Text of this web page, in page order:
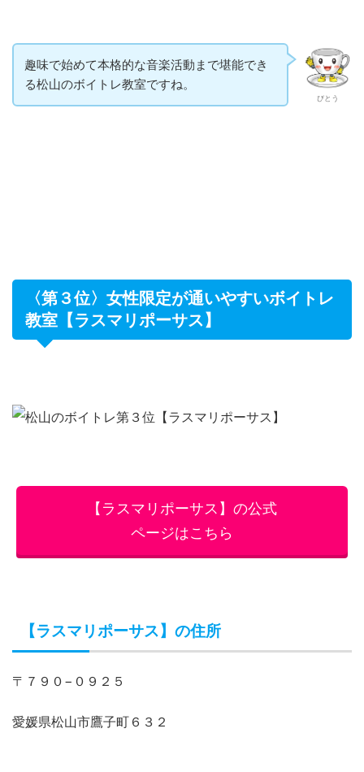
びとう
趣味で始めて本格的な音楽活動まで堪能でき
る松山のボイトレ教室ですね。
〈第３位〉女性限定が通いやすいボイトレ
教室【ラスマリポーサス】
【ラスマリポーサス】の公式
ページはこちら
【ラスマリポーサス】の住所
〒７９０−０９２５
愛媛県松山市鷹子町６３２